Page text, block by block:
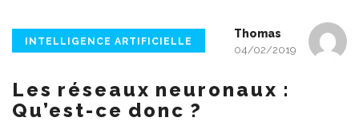
INTELLIGENCE ARTIFICIELLE
Thomas
04/02/2019
Les réseaux neuronaux :
Qu’est-ce donc ?